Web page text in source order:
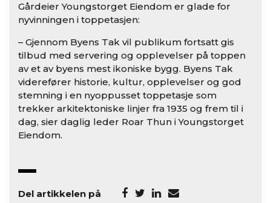
Gårdeier Youngstorget Eiendom er glade for
nyvinningen i toppetasjen:
– Gjennom Byens Tak vil publikum fortsatt gis
tilbud med servering og opplevelser på toppen
av et av byens mest ikoniske bygg. Byens Tak
viderefører historie, kultur, opplevelser og god
stemning i en nyoppusset toppetasje som
trekker arkitektoniske linjer fra 1935 og frem til i
dag, sier daglig leder Roar Thun i Youngstorget
Eiendom.
Del artikkelen på